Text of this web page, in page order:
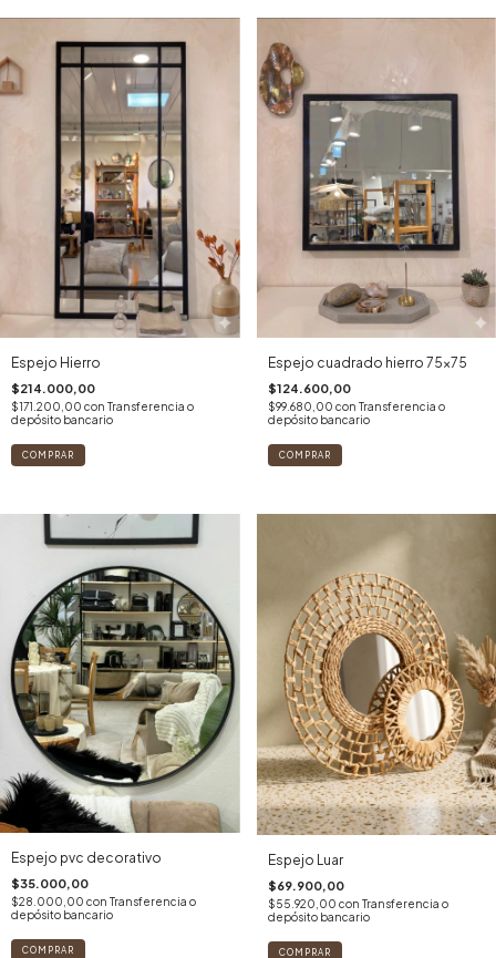
Espejo Hierro
$214.000,00
$171.200,00 con Transferencia o
depósito bancario
COMPRAR
Espejo cuadrado hierro 75x75
$124.600,00
$99.680,00 con Transferencia o
depósito bancario
Espejo pvc decorativo
$35.000,00
$28.000,00 con Transferencia o
depósito bancario
COMPRAR
Espejo Luar
$69.900,00
$55.920,00 con Transferencia o
depósito bancario